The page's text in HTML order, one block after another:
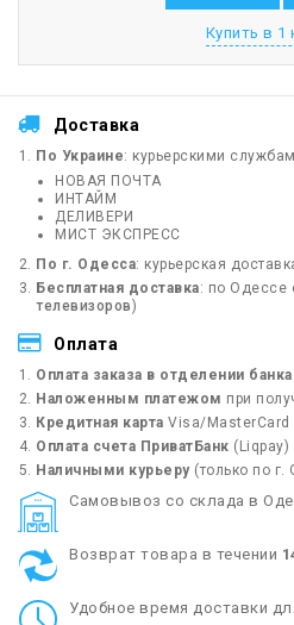
Купить в 1
Доставка
По Украине: курьерскими
НОВАЯ ПОЧТА
ИНТАЙМ
ДЕЛИВЕРИ
МИСТ ЭКСПРЕСС
По г. Одесса: курьерская
Бесплатная доставка: по Одессе
телевизоров)
Оплата
Оплата заказа в отделении банка
Наложенным платежом при
Кредитная карта Visa/MasterCard
Оплата счета ПриватБанк (Liqpay)
Наличными курьеру(только по г.
Cамовывоз со склада в
Возврат товара в течении
Удобное время доставки